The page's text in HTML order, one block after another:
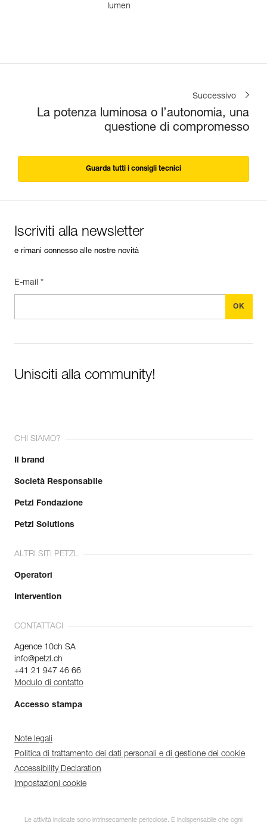
lumen
Successivo
La potenza luminosa o l’autonomia, una
questione di compromesso
Guarda tutti i consigli tecnici
Iscriviti alla newsletter
e rimani connesso alle nostre novità
E-mail *
Unisciti alla community!
CHI SIAMO?
Il brand
Società Responsabile
Petzl Fondazione
Petzl Solutions
ALTRI SITI PETZL
Operatori
Intervention
CONTATTACI
Agence 10ch SA
info@petzl.ch
+41 21 947 46 66
Modulo di contatto
Accesso stampa
Note legali
Politica di trattamento dei dati personali e di gestione dei cookie
Accessibility Declaration
Impostazioni cookie
Le attività indicate sono intrinsecamente pericolose. È indispensabile che ogni